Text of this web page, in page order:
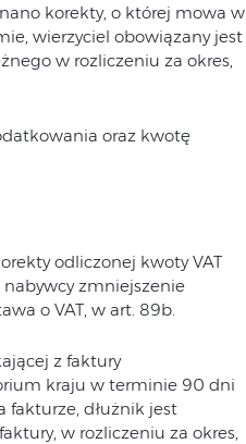
korekty, o której mowa w
wierzyciel obowiązany jest
w rozliczeniu za okres,
oraz kwotę
odliczonej kwoty VAT
zmniejszenie
o VAT, w art. 89b.
z faktury
kraju w terminie 90 dni
fakturze, dłużnik jest
w rozliczeniu za okres,